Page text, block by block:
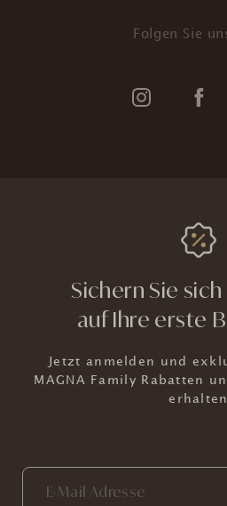
Folgen Sie
Sichern Sie
auf Ihre erste
Jetzt anmelden und
MAGNA Family Rabatten
erhalten